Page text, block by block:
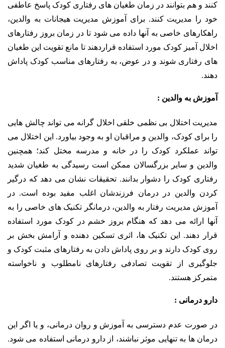
کنند و هم بتوانند در زمان طغیان های رفتاری کودک پاسخ عاطفی
خود را مدیریت کنند. برای آموزش مدیریت هیجانات به والدین،
راهکارهای خاصی به آنها داده می شود تا در زمان بروز رفتارهای
اخلال آمیز کودک مورد استفاده قراردهند تا مانع تقویت این طغیان
های رفتاری شوند و در عوض، به رفتارهای مناسب کودک پاداش
دهند.
آموزش به والدین :
مدیریت اختلال بی نظمی خلقی اخلال گرانه می تواند چالش هایی
را برای کودک، والدین و مراقبان او به وجود بیاورد. این اختلال می
تواند عملکرد کودک را در خانه و مدرسه مختل کند؛ همچنین
والدین و سایر بزرگسالان ممکن است رسیدگی به طغیان شدید
رفتاری کودک را دشوار بدانند. تحقیقات نشان می دهد که درگیر
کردن والدین در درمان فرزندشان اغلب مفید بوده است. در
آموزش مدیریت رفتار به والدین، درمانگر تکنیک های خاصی را به
آنها ارائه می دهد که هنگام بروز خشم در کودک مورد استفاده
قرار دهند. این تکنیک ها، اثری تسکین دهنده و آرامش بخش بر
روی کودک دارند و بر روی پاداش دادن به رفتارهای مثبت کودک و
جلوگیری از تقویت تصادفی رفتارهای نامطلوب و ناخواسته
متمرکز هستند.
دارو درمانی :
در صورت عدم دسترسی به آموزش و روان درمانی، و یا اگر این
درمان ها به تنهایی موثر نباشند، از دارو درمانی استفاده می شود.